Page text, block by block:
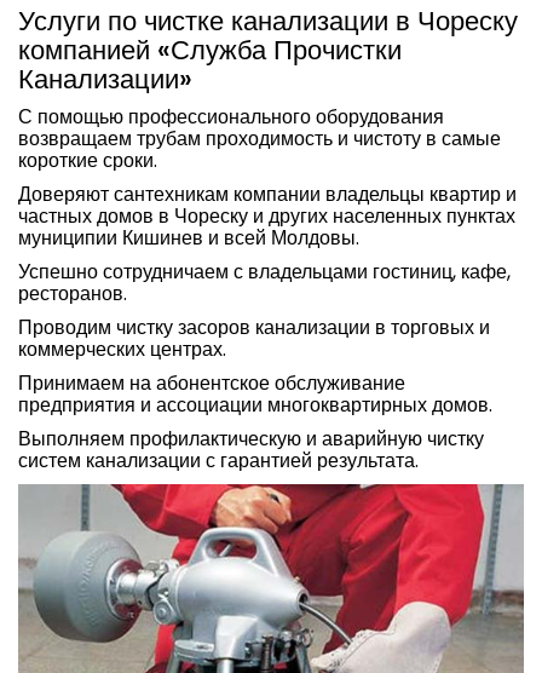
Услуги по чистке канализации в Чореску
компанией «Служба Прочистки
Канализации»
С помощью профессионального оборудования
возвращаем трубам проходимость и чистоту в самые
короткие сроки.
Доверяют сантехникам компании владельцы квартир и
частных домов в Чореску и других населенных пунктах
муниципии Кишинев и всей Молдовы.
Успешно сотрудничаем с владельцами гостиниц, кафе,
ресторанов.
Проводим чистку засоров канализации в торговых и
коммерческих центрах.
Принимаем на абонентское обслуживание
предприятия и ассоциации многоквартирных домов.
Выполняем профилактическую и аварийную чистку
систем канализации с гарантией результата.